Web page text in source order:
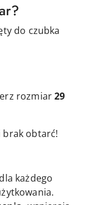
do czubka
rozmiar29
brak obtarć!
każdego